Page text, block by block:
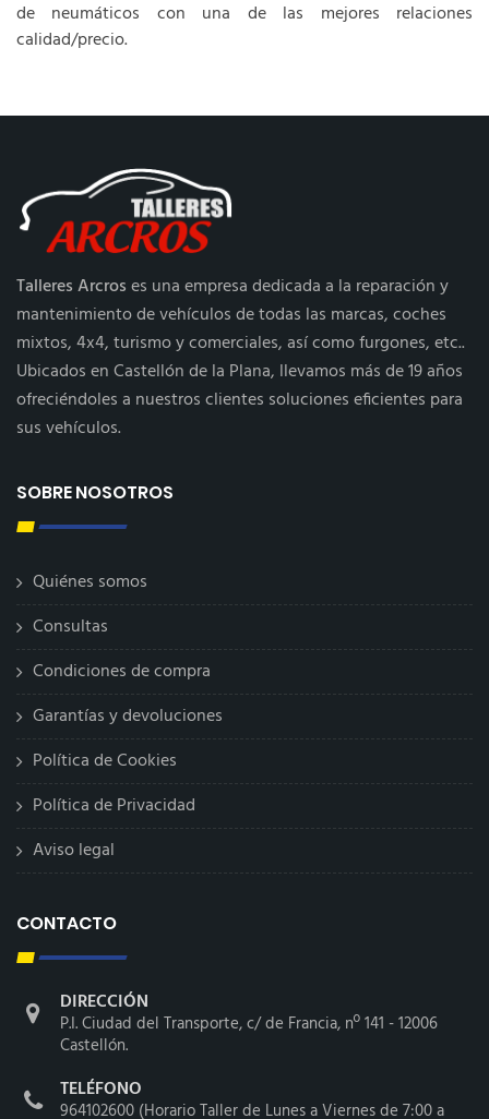
de neumáticos con una de las mejores relaciones
calidad/precio.
Talleres Arcroses una empresa dedicada a la reparación y
mantenimiento de vehículos de todas las marcas, coches
mixtos, 4x4, turismo y comerciales, así como furgones, etc..
Ubicados en Castellón de la Plana, llevamos más de 19 años
ofreciéndoles a nuestros clientes soluciones eficientes para
sus vehículos.
SOBRE NOSOTROS
Quiénes somos
Consultas
Condiciones de compra
Garantías y devoluciones
Política de Cookies
Política de Privacidad
Aviso legal
CONTACTO
DIRECCIÓN
P.I. Ciudad del Transporte, c/ de Francia, nº 141 - 12006
Castellón.
TELÉFONO
964102600 (Horario Taller de Lunes a Viernes de 7:00 a